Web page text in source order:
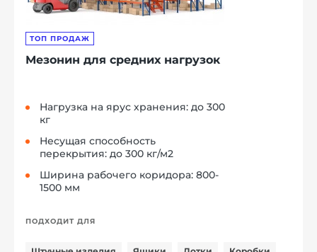
ТОП ПРОДАЖ
Мезонин для средних нагрузок
Нагрузка на ярус хранения: до 300
кг
Несущая способность
перекрытия: до 300 кг/м2
Ширина рабочего коридора: 800-
1500 мм
ПОДХОДИТ ДЛЯ